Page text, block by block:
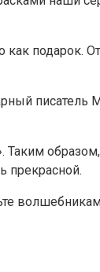
подарок.
прекрасной.